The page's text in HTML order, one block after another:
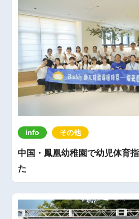
info その他
中国・鳳凰幼稚園で幼児体育
た